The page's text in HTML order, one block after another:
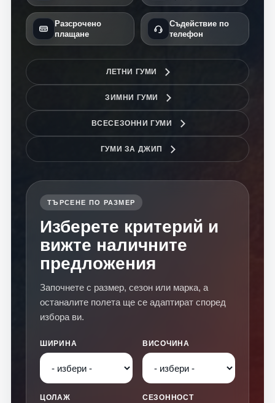
Разсрочено
плащане
Съдействие по
телефон
ЛЕТНИ ГУМИ
ЗИМНИ ГУМИ
ВСЕСЕЗОННИ ГУМИ
ГУМИ ЗА ДЖИП
ТЪРСЕНЕ ПО РАЗМЕР
Изберете критерий и
вижте наличните
предложения
Започнете с размер, сезон или марка, а
останалите полета ще се адаптират според
избора ви.
ШИРИНА ВИСОЧИНА
ЦОЛАЖ СЕЗОННОСТ